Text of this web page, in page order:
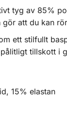
tyg av 85%
gör att du kan
ett stilfullt
tillskott i
15% elastan